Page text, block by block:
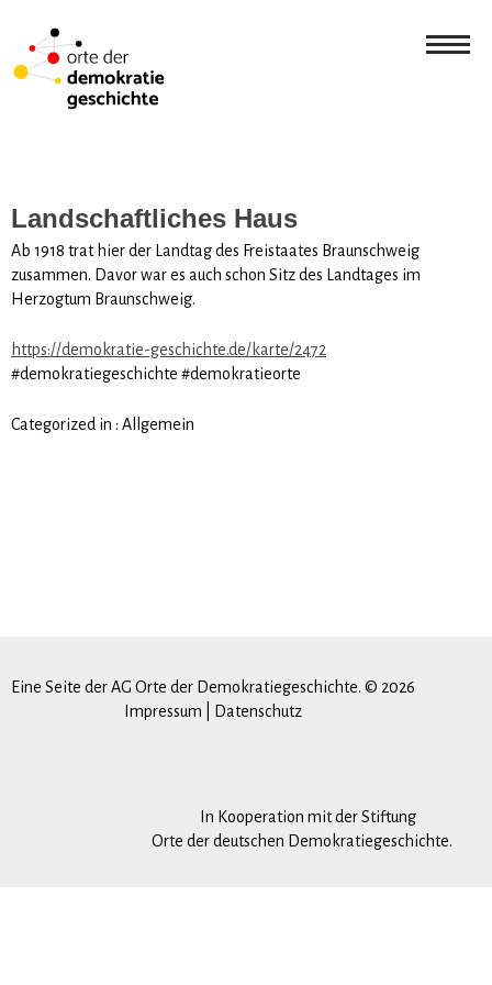
Landschaftliches Haus
Ab 1918 trat hier der Landtag des Freistaates Braunschweig
zusammen. Davor war es auch schon Sitz des Landtages im
Herzogtum Braunschweig.
https://demokratie-geschichte.de/karte/2472
#demokratiegeschichte #demokratieorte
Categorized in : Allgemein
Eine Seite der AG Orte der Demokratiegeschichte. © 2026
Impressum
Datenschutz
In Kooperation mit der Stiftung
Orte der deutschen Demokratiegeschichte.